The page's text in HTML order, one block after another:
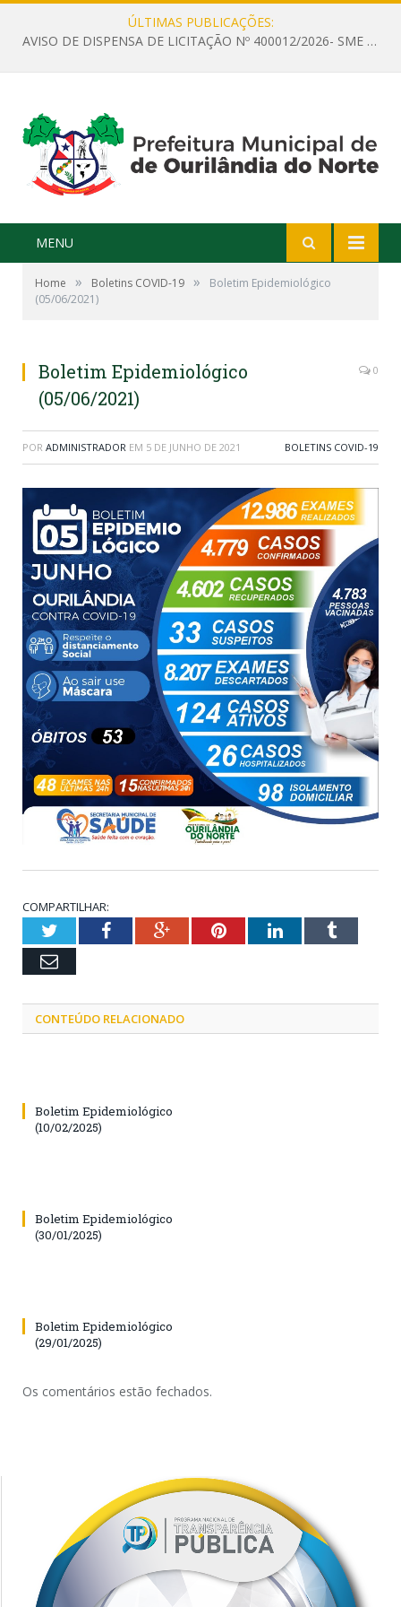
ÚLTIMAS PUBLICAÇÕES:
AVISO DE DISPENSA DE LICITAÇÃO Nº 400012/2026- SME – CONTRATAÇÃO DE EMPRESA ESPECIALIZADA PARA LOCAÇÃO DE ÔNIBUS EXECUTIVO COM CAPACIDADE DE 60 (SESSENTA) POLTRONAS, PARA TRANSPORTAR PROFESSORES RESPONSÁVEIS E ALUNOS PARA BRASÍLIA, COM SAÍDA DIA 10/08/2026 E RETORNO DIA 14/08/2026
MENU
Home » Boletins COVID-19 »
Boletim Epidemiológico
(05/06/2021)
Boletim Epidemiológico
(05/06/2021)
0
POR ADMINISTRADOR EM 5 DE JUNHO DE 2021 BOLETINS COVID-19
COMPARTILHAR:
TwitterFacebookGoogle+PinterestLinkedInTumblr
Email
CONTEÚDO RELACIONADO
Boletim Epidemiológico
(10/02/2025)
Boletim Epidemiológico
(30/01/2025)
Boletim Epidemiológico
(29/01/2025)
Os comentários estão fechados.